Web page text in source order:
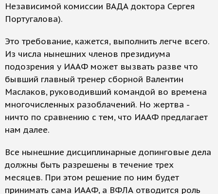
Независимой комиссии ВАДА доктора Сергея
Португалова).
Это требование, кажется, выполнить легче всего.
Из числа нынешних членов президиума
подозрения у ИААФ может вызвать разве что
бывший главный тренер сборной Валентин
Маслаков, руководивший командой во времена
многочисленных разоблачений. Но жертва -
ничто по сравнению с тем, что ИААФ предлагает
нам далее.
Все нынешние дисциплинарные допинговые дела
должны быть разрешены в течение трех
месяцев. При этом решение по ним будет
принимать сама ИААФ, а ВФЛА отводится роль